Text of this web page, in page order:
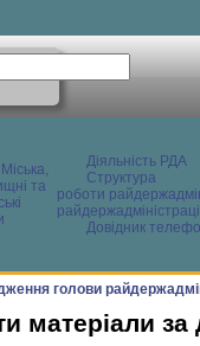
Міська,
та
Діяльність РДА
Структура
роботи
Довідник
голови
матеріали